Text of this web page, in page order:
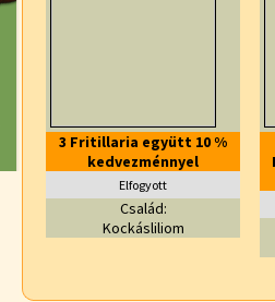
3 Fritillaria együtt 10 %
kedvezménnyel
Elfogyott
Család:
Kockásliliom